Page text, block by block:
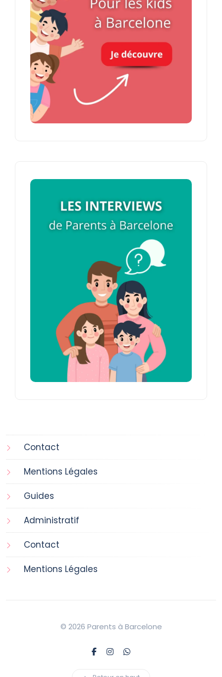
Contact
Mentions Légales
Guides
Administratif
Contact
Mentions Légales
© 2026 Parents à Barcelone